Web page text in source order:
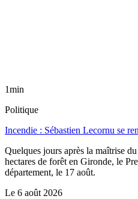
1min
Politique
Incendie : Sébastien Lecornu se
Quelques jours après la maîtrise
hectares de forêt en Gironde, le
département, le 17 août.
Le 6 août 2026